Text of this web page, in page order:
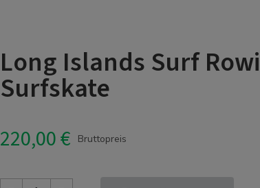
Long Islands Surf
Surfskate
220,00 € Bruttopreis